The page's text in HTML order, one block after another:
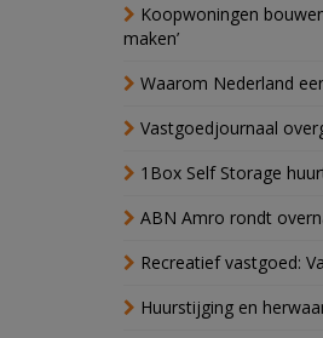
Koopwoningen
maken’
Waarom Nederland
Vastgoedjournaal
1Box Self Storage
ABN Amro rondt
Recreatief vastgoed:
Huurstijging en